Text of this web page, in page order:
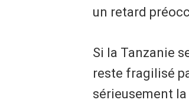
un retard
Si la Tanzanie
reste fragilisé
sérieusement